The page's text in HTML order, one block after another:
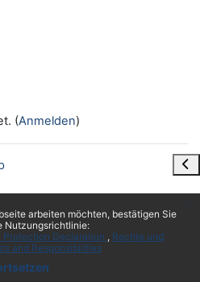
arbeiten möchten, bestätigen Sie
Nutzungsrichtlinie:
Declaration
Rechte und
and Responsibilities
(Anmelden)